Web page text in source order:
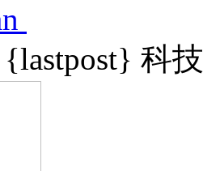
{lastpost} 科技